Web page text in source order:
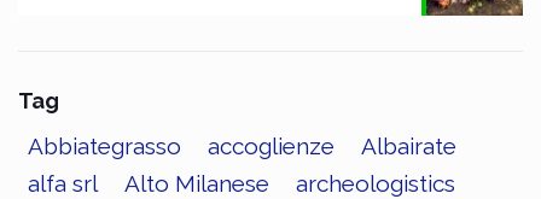
Tag
Abbiategrasso accoglienze
Albairate
alfa srl
Alto Milanese
archeologistics